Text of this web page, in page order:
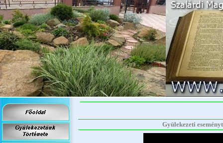
Gyülekezeti